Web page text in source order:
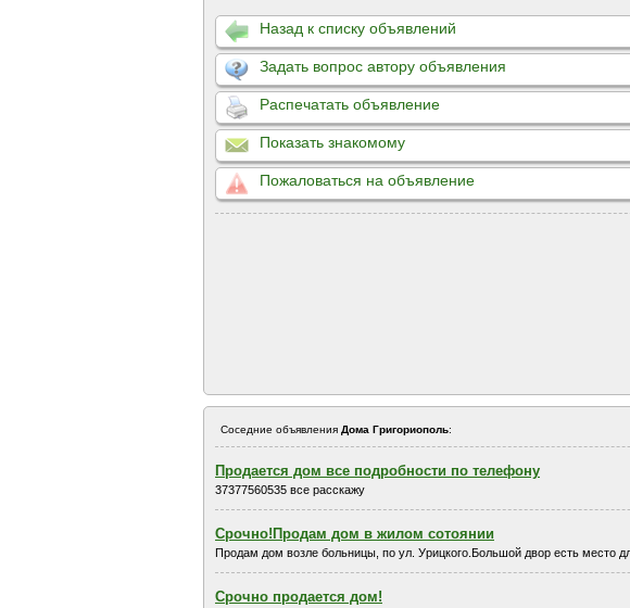
Назад к списку объявлений
Задать вопрос автору объявления
Распечатать объявление
Показать знакомому
Пожаловаться на объявление
Соседние объявления Дома Григориополь:
Продается дом все подробности по телефону
37377560535 все расскажу
Срочно!Продам дом в жилом сотоянии
Продам дом возле больницы, по ул. Урицкого.Большой двор есть место
Срочно продается дом!